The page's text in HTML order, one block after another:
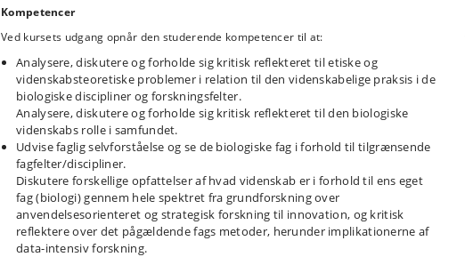
Kompetencer
Ved kursets udgang opnår den studerende kompetencer til at:
Analysere, diskutere og forholde sig kritisk reflekteret til etiske og
videnskabsteoretiske problemer i relation til den videnskabelige praksis i de
biologiske discipliner og forskningsfelter.
Analysere, diskutere og forholde sig kritisk reflekteret til den biologiske
videnskabs rolle i samfundet.
Udvise faglig selvforståelse og se de biologiske fag i forhold til tilgrænsende
fagfelter/discipliner.
Diskutere forskellige opfattelser af hvad videnskab er i forhold til ens eget
fag (biologi) gennem hele spektret fra grundforskning over
anvendelsesorienteret og strategisk forskning til innovation, og kritisk
reflektere over det pågældende fags metoder, herunder implikationerne af
data-intensiv forskning.